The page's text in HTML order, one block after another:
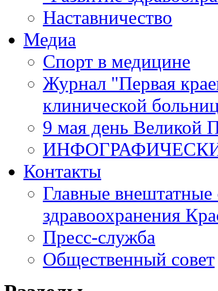
Наставничество
Медиа
Спорт в медицине
Журнал "Первая
клинической
9 мая день Великой
Контакты
Главные внештатные
здравоохранения
Пресс-служба
Общественный совет